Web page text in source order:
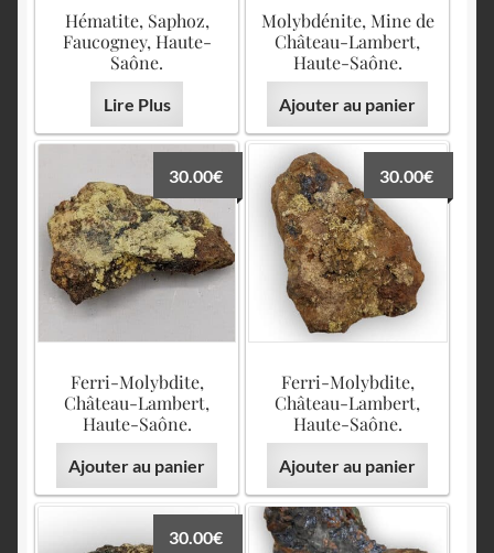
Hématite, Saphoz,
Faucogney, Haute-
Saône.
Lire Plus
Molybdénite, Mine de
Château-Lambert,
Haute-Saône.
Ajouter au panier
Ferri-Molybdite,
Château-Lambert,
Haute-Saône.
30.00€
Ajouter au panier
Ferri-Molybdite,
Château-Lambert,
Haute-Saône.
30.00€
Ajouter au panier
30.00€